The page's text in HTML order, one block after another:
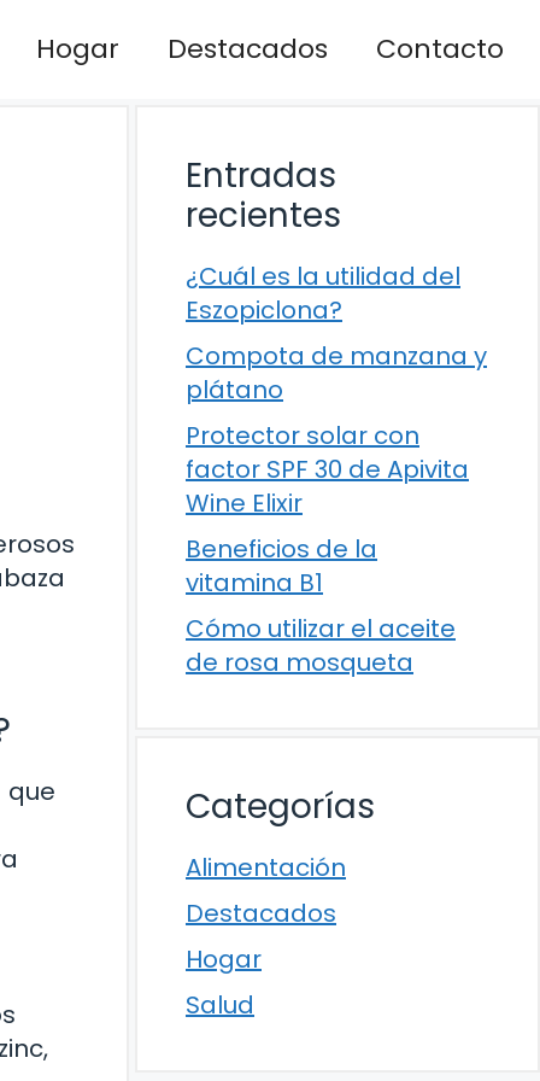
Hogar Destacados Contacto
que
Entradas
recientes
¿Cuál es la utilidad del
Eszopiclona?
Compota de manzana y
plátano
Protector solar con
factor SPF 30 de Apivita
Wine Elixir
Beneficios de la
vitamina B1
Cómo utilizar el aceite
de rosa mosqueta
Categorías
Alimentación
Destacados
Hogar
Salud